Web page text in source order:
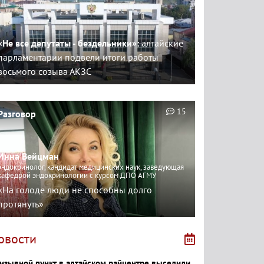
все депутаты - бездельники»:алтайские
подвели итоги работы
созыва АКЗС
Вейцман
кандидат медицинских наук, заведующая
эндокринологии с курсом ДПО АГМУ
голоде люди не способны долго
15